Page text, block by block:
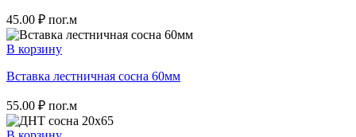
45.00 ₽ пог.м
В корзину
Вставка лестничная сосна 60мм
55.00 ₽ пог.м